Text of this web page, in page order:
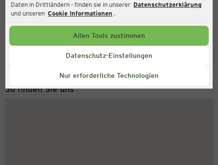
Daten in Drittländern - finden sie in unserer Datenschutzerklärung
und unseren Cookie Informationen .
Allen Tools zustimmen
Datenschutz-Einstellungen
Nur erforderliche Technologien
Aktuell:
Geschlossen
Service Hotline
+43 (0) 1 2675 502
So finden Sie uns